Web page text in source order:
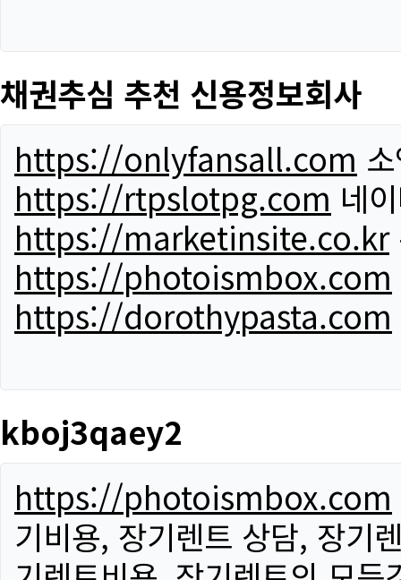
채권추심 추천 신용정보회사
https://onlyfansall.com
https://rtpslotpg.com 네
https://marketinsite.co.kr
https://photoismbox.com
https://dorothypasta.com
kboj3qaey2
https://photoismbox.com
기비용, 장기렌트 상담, 장기